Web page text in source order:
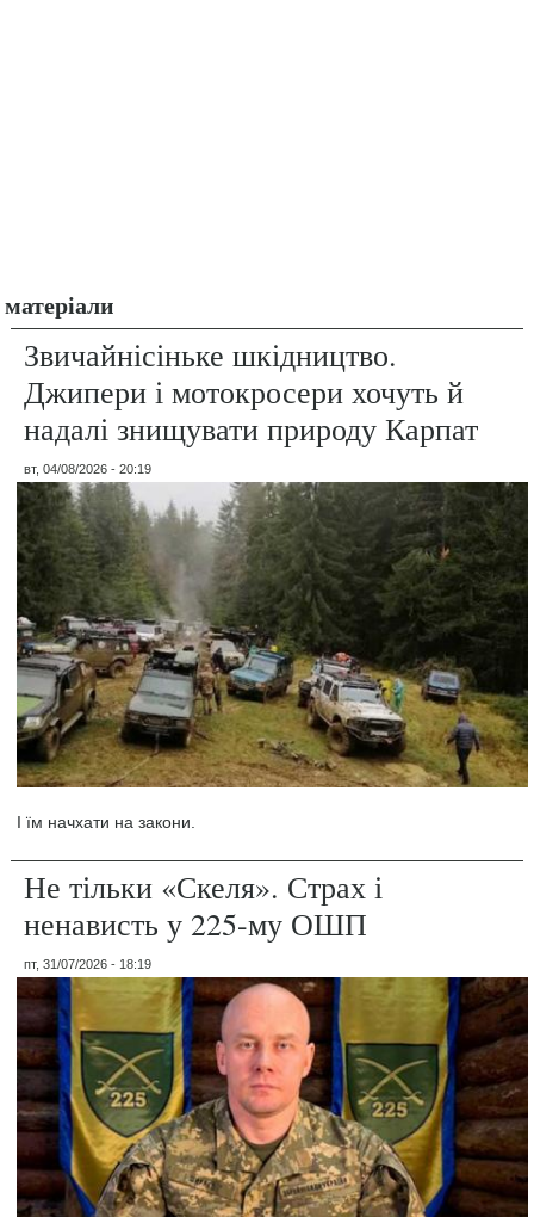
матеріали
Звичайнісіньке шкідництво.
Джипери і мотокросери хочуть й
надалі знищувати природу Карпат
вт, 04/08/2026 - 20:19
І їм начхати на закони.
Не тільки «Скеля». Страх і
ненависть у 225-му ОШП
пт, 31/07/2026 - 18:19